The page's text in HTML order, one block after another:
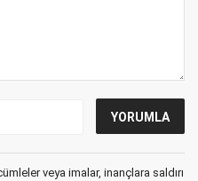
veya imalar, inançlara saldırı